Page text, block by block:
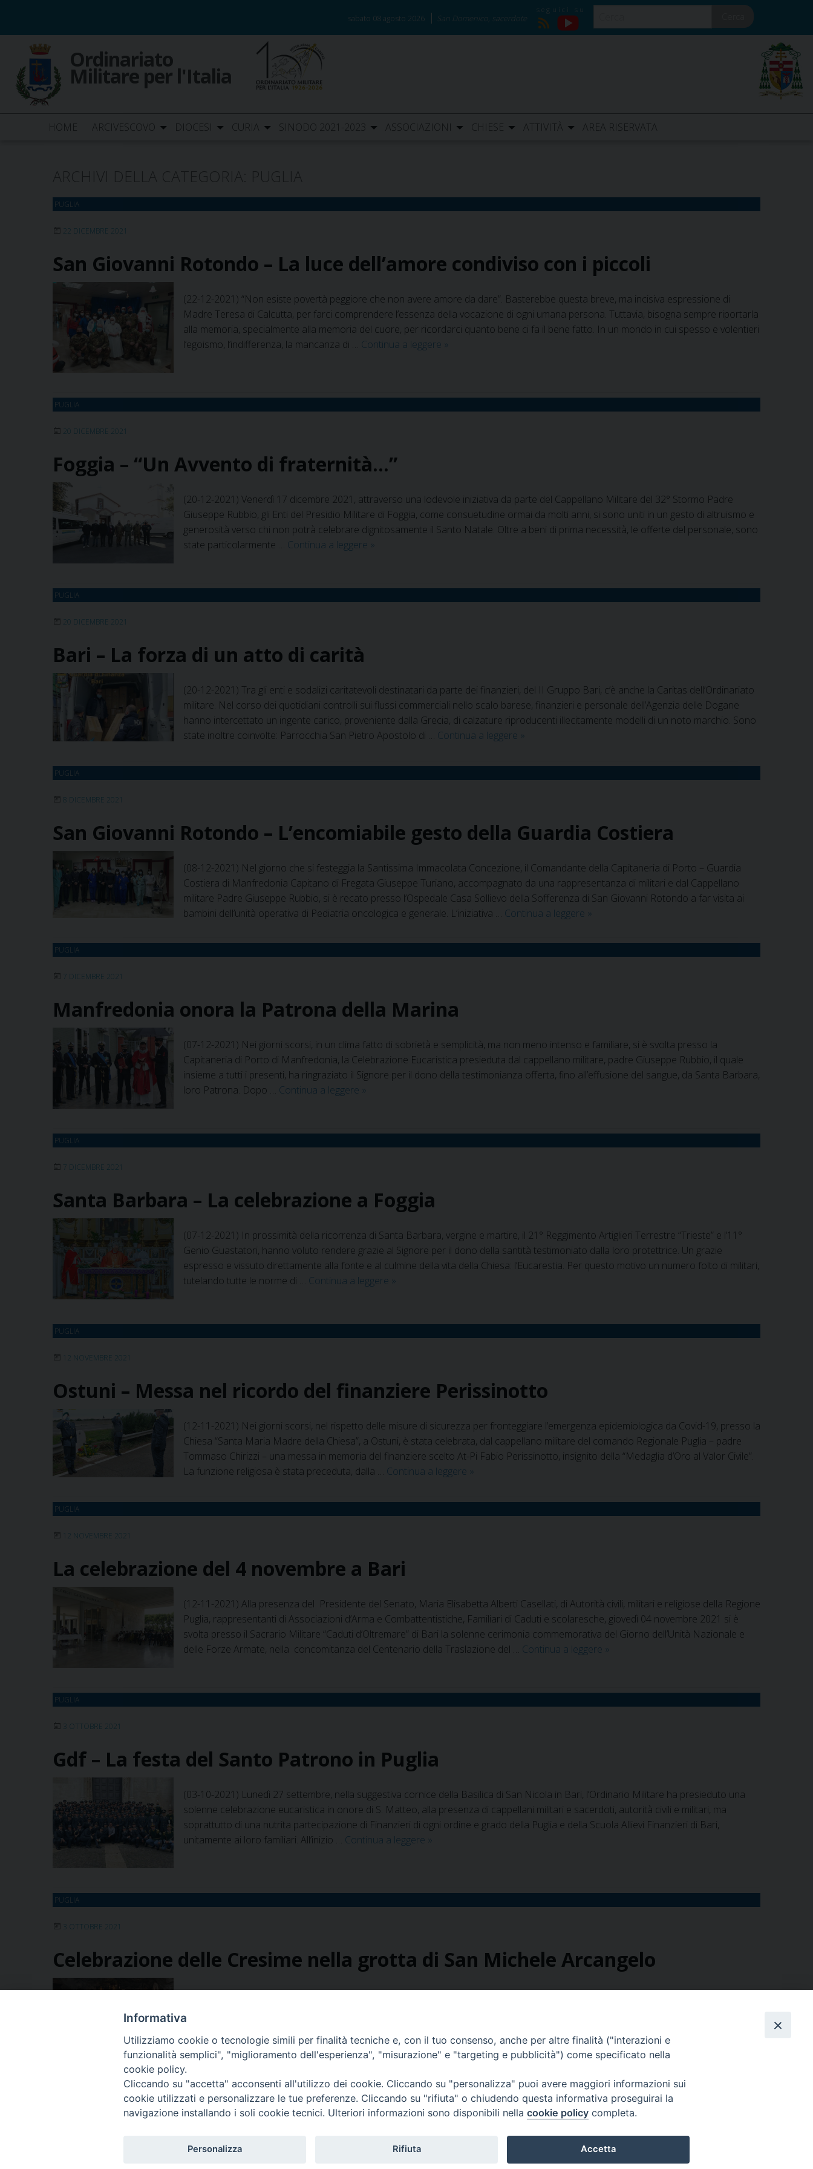
content
sabato 08 agosto 2026 San Domenico, sacerdote
RSS
YouTube
Ordinariato
Militare per l'Italia
HOME ARCIVESCOVO DIOCESI CURIA SINODO 2021-2023 ASSOCIAZIONI CHIESE ATTIVITÀ AREA RISERVATA
PUGLIA
22 DICEMBRE 2021
San Giovanni Rotondo – La luce dell’amore condiviso con i piccoli
(22-12-2021) “Non esiste povertà peggiore che non avere amore da dare”. Basterebbe questa breve, ma incisiva espressione di
Madre Teresa di Calcutta, per farci comprendere l’essenza della vocazione di ogni umana persona. Tuttavia, bisogna sempre riportarla
alla memoria, specialmente alla memoria del cuore, per ricordarci quanto bene ci fa il bene fatto. In un mondo in cui spesso e volentieri
l’egoismo, l’indifferenza, la mancanza di … Continua a leggere San
piccoli
»
PUGLIA
20 DICEMBRE 2021
Foggia – “Un Avvento di fraternità…”
(20-12-2021) Venerdì 17 dicembre 2021, attraverso una lodevole iniziativa da parte del Cappellano Militare del 32° Stormo Padre
Giuseppe Rubbio, gli Enti del Presidio Militare di Foggia, come consuetudine ormai da molti anni, si sono uniti in un gesto di altruismo e
generosità verso chi non potrà celebrare dignitosamente il Santo Natale. Oltre a beni di prima necessità, le offerte del personale, sono
state particolarmente … Continua a leggere Foggia
Avvento
di
»
PUGLIA
20 DICEMBRE 2021
Bari – La forza di un atto di carità
(20-12-2021) Tra gli enti e sodalizi caritatevoli destinatari da parte dei finanzieri, del II Gruppo Bari, c’è anche la Caritas dell’Ordinariato
militare. Nel corso dei quotidiani controlli sui flussi commerciali nello scalo barese, finanzieri e personale dell’Agenzia delle Dogane
hanno intercettato un ingente carico, proveniente dalla Grecia, di calzature riproducenti illecitamente modelli di un noto marchio. Sono
state inoltre coinvolte: Parrocchia San Pietro Apostolo di … Continua a leggere Bari
La
forza
atto
di
»
PUGLIA
8 DICEMBRE 2021
San Giovanni Rotondo – L’encomiabile gesto della Guardia Costiera
(08-12-2021) Nel giorno che si festeggia la Santissima Immacolata Concezione, il Comandante della Capitaneria di Porto – Guardia
Costiera di Manfredonia Capitano di Fregata Giuseppe Turiano, accompagnato da una rappresentanza di militari e dal Cappellano
militare Padre Giuseppe Rubbio, si è recato presso l’Ospedale Casa Sollievo della Sofferenza di San Giovanni Rotondo a far visita ai
bambini dell’unità operativa di Pediatria oncologica e generale. L’iniziativa … Continua a leggere San
Rotondo
–
»
PUGLIA
7 DICEMBRE 2021
Manfredonia onora la Patrona della Marina
(07-12-2021) Nei giorni scorsi, in un clima fatto di sobrietà e semplicità, ma non meno intenso e familiare, si è svolta presso la
Capitaneria di Porto di Manfredonia, la Celebrazione Eucaristica presieduta dal cappellano militare, padre Giuseppe Rubbio, il quale
insieme a tutti i presenti, ha ringraziato il Signore per il dono della testimonianza offerta, fino all’effusione del sangue, da Santa Barbara,
loro Patrona. Dopo … Continua a leggere Manfredonia
Patrona
della
»
PUGLIA
7 DICEMBRE 2021
Santa Barbara – La celebrazione a Foggia
(07-12-2021) In prossimità della ricorrenza di Santa Barbara, vergine e martire, il 21° Reggimento Artiglieri Terrestre “Trieste” e l’11°
Genio Guastatori, hanno voluto rendere grazie al Signore per il dono della santità testimoniato dalla loro protettrice. Un grazie
espresso e vissuto direttamente alla fonte e al culmine della vita della Chiesa: l’Eucarestia. Per questo motivo un numero folto di militari,
tutelando tutte le norme di … Continua a leggere Santa
La
celebrazione
»
PUGLIA
12 NOVEMBRE 2021
Ostuni – Messa nel ricordo del finanziere Perissinotto
(12-11-2021) Nei giorni scorsi, nel rispetto delle misure di sicurezza per fronteggiare l’emergenza epidemiologica da Covid-19, presso la
Chiesa “Santa Maria Madre della Chiesa”, a Ostuni, è stata celebrata, dal cappellano militare del comando Regionale Puglia – padre
Tommaso Chirizzi – una messa in memoria del finanziere scelto At-Pi Fabio Perissinotto, insignito della “Medaglia d’Oro al Valor Civile”.
La funzione religiosa è stata preceduta, dalla … Continua a leggere Ostuni
Messa
nel
»
PUGLIA
12 NOVEMBRE 2021
La celebrazione del 4 novembre a Bari
(12-11-2021) Alla presenza del Presidente del Senato, Maria Elisabetta Alberti Casellati, di Autorità civili, militari e religiose della Regione
Puglia, rappresentanti di Associazioni d’Arma e Combattentistiche, Familiari di Caduti e scolaresche, giovedì 04 novembre 2021 si è
svolta presso il Sacrario Militare “Caduti d’Oltremare” di Bari la solenne cerimonia commemorativa del Giorno dell’Unità Nazionale e
delle Forze Armate, nella concomitanza del Centenario della Traslazione del … Continua a leggere La
4
novembre
»
PUGLIA
3 OTTOBRE 2021
Gdf – La festa del Santo Patrono in Puglia
(03-10-2021) Lunedì 27 settembre, nella suggestiva cornice della Basilica di San Nicola in Bari, l’Ordinario Militare ha presieduto una
solenne celebrazione eucaristica in onore di S. Matteo, alla presenza di cappellani militari e sacerdoti, autorità civili e militari, ma
soprattutto di una nutrita partecipazione di Finanzieri di ogni ordine e grado della Puglia e della Scuola Allievi Finanzieri di Bari,
unitamente ai loro familiari. All’inizio … Continua a leggere Gdf
Puglia
»
PUGLIA
3 OTTOBRE 2021
Celebrazione delle Cresime nella grotta di San Michele Arcangelo
(FG), ha fatto dono del Sacramento della Confermazione a dieci ragazzi. Di questi giovani, sei appartenenti al Presidio Militare di
Amendola, mentre quattro al …Continua a leggereCelebrazione
delle
nella
grotta
di
Michele
»
« Pagina precedente 1 8 9 10 11 12 Pagina successiva »
Ordinariato Militare per l'Italia
Informativa
Utilizziamo cookie o tecnologie simili per finalità tecniche e, con il tuo consenso, anche per altre finalità ("interazioni e
funzionalità semplici", "miglioramento dell'esperienza", "misurazione" e "targeting e pubblicità") come specificato nella
cookie policy.
Cliccando su "accetta" acconsenti all'utilizzo dei cookie. Cliccando su "personalizza" puoi avere maggiori informazioni sui
cookie utilizzati e personalizzare le tue preferenze. Cliccando su "rifiuta" o chiudendo questa informativa proseguirai la
navigazione installando i soli cookie tecnici. Ulteriori informazioni sono disponibili nella cookie policy completa.
Personalizza Rifiuta Accetta